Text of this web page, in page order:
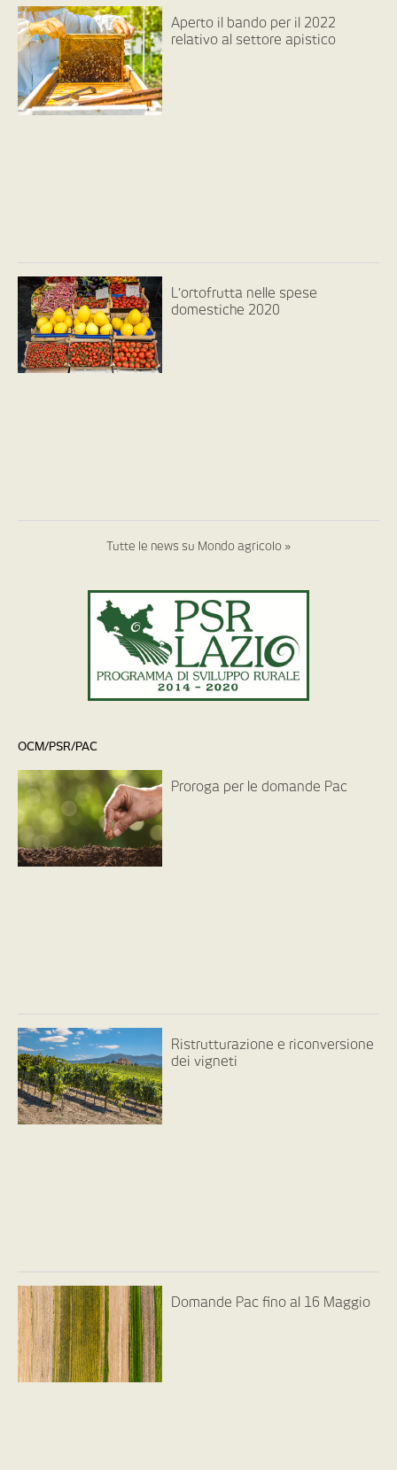
Aperto il bando per il 2022
relativo al settore apistico
L’ortofrutta nelle spese
domestiche 2020
Tutte le news su Mondo agricolo »
OCM/PSR/PAC
Proroga per le domande Pac
Ristrutturazione e riconversione
dei vigneti
Domande Pac fino al 16 Maggio